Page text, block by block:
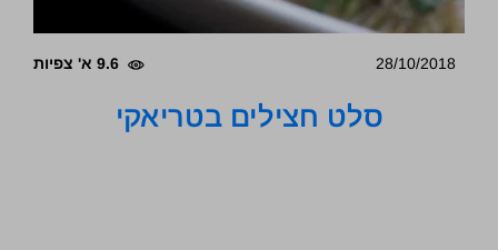
28/10/2018 9.6 א' צפיות
סלט חצילים בטריאקי